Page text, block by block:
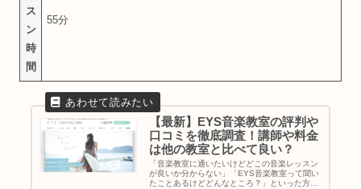
ス
ン
時
間
55分
【最新】EYS音楽教室の評判や
口コミを徹底調査！講師や料金
は他の教室と比べて良い？
「音楽教室に通いたいけどどこの音楽レッスン
が良いか分からない」「EYS音楽教室って聞い
たことあるけどどんなところ？」といった方に